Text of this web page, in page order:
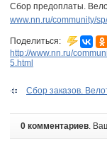
Сбор предоплаты.
www.nn.ru/community/
Поделиться:
http://www.nn.ru/
5.html
Сбор заказов.
0 комментариев.